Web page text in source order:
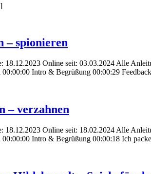
– spionieren
18.12.2023 Online seit: 03.03.2024 Alle
00:00:00 Intro & Begrüßung 00:00:29
– verzahnen
18.12.2023 Online seit: 18.02.2024 Alle
00:00:00 Intro & Begrüßung 00:00:18 Ich